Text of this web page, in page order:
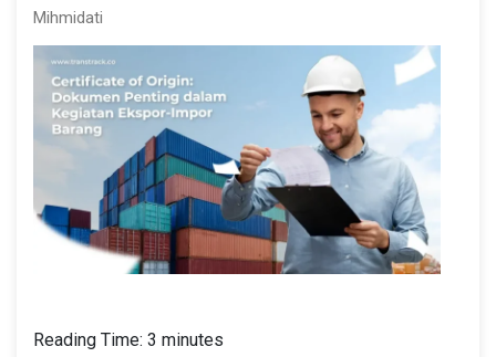
Mihmidati
Reading Time: 3 minutes